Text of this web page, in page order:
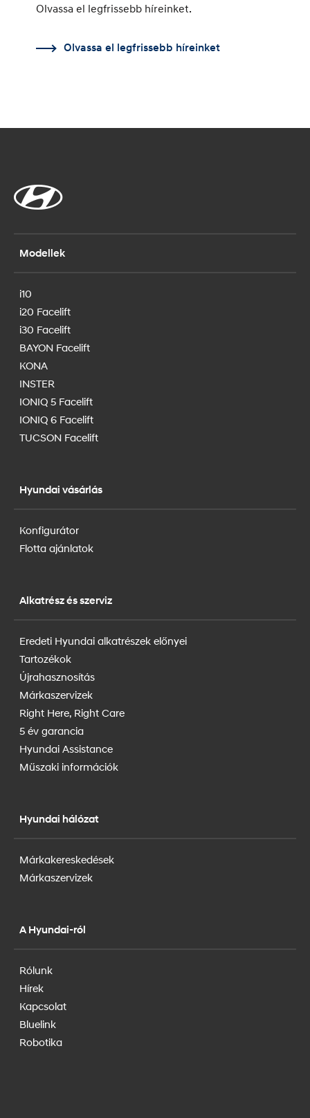
Olvassa el legfrissebb híreinket.
Olvassa el legfrissebb híreinket
Modellek
i10
i20 Facelift
i30 Facelift
BAYON Facelift
KONA
INSTER
IONIQ 5 Facelift
IONIQ 6 Facelift
TUCSON Facelift
Hyundai vásárlás
Konfigurátor
Flotta ajánlatok
Alkatrész és szerviz
Eredeti Hyundai alkatrészek előnyei
Tartozékok
Újrahasznosítás
Márkaszervizek
Right Here, Right Care
5 év garancia
Hyundai Assistance
Műszaki információk
Hyundai hálózat
Márkakereskedések
Márkaszervizek
A Hyundai-ról
Rólunk
Hírek
Kapcsolat
Bluelink
Robotika